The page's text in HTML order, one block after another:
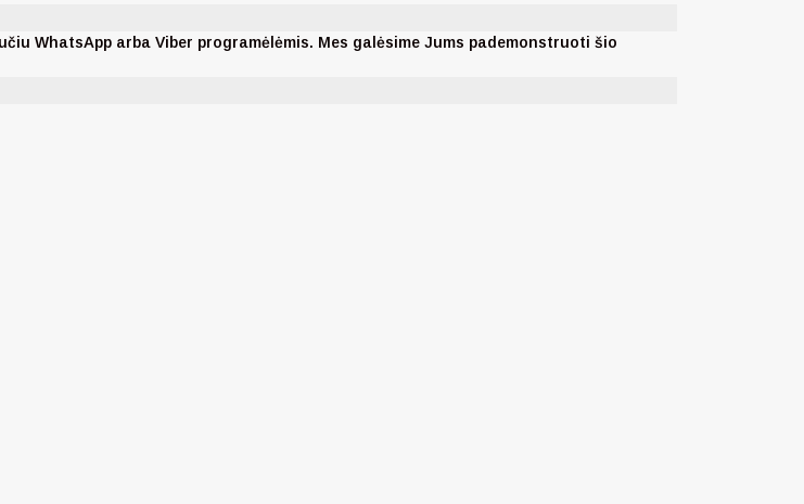
WhatsApp arba Viber programėlėmis. Mes galėsime Jums pademonstruoti šio